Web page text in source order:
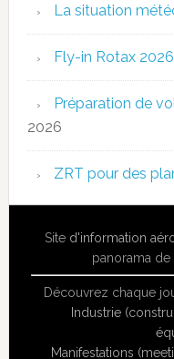
La situation
Fly-in Rotax 2026
Préparation de
2026
ZRT pour des
Site d'information
panorama
Découvrez chaque
Industrie
Manifestations